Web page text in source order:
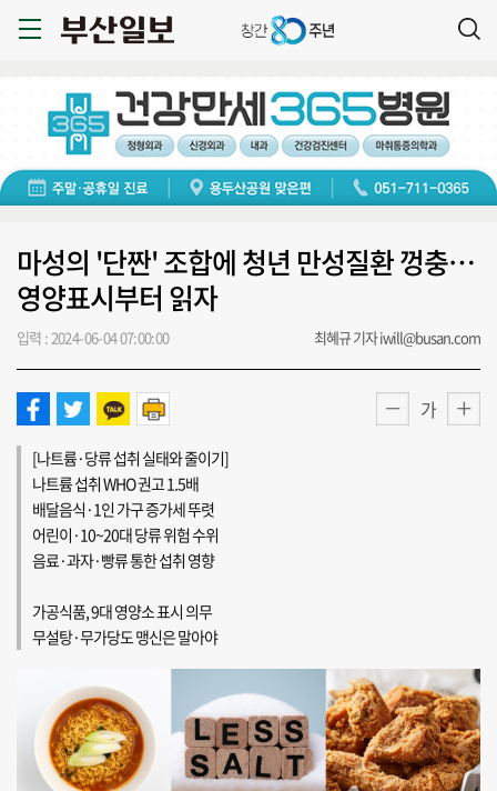
마성의 '단짠' 조합에 청년 만성질환 껑충…
영양표시부터 읽자
입력 : 2024-06-04 07:00:00 최혜규 기자 iwill@busan.com
가
[나트륨·당류 섭취 실태와 줄이기]
나트륨 섭취 WHO 권고 1.5배
배달음식·1인 가구 증가세 뚜렷
어린이·10~20대 당류 위험 수위
음료·과자·빵류 통한 섭취 영향
가공식품, 9대 영양소 표시 의무
무설탕·무가당도 맹신은 말아야